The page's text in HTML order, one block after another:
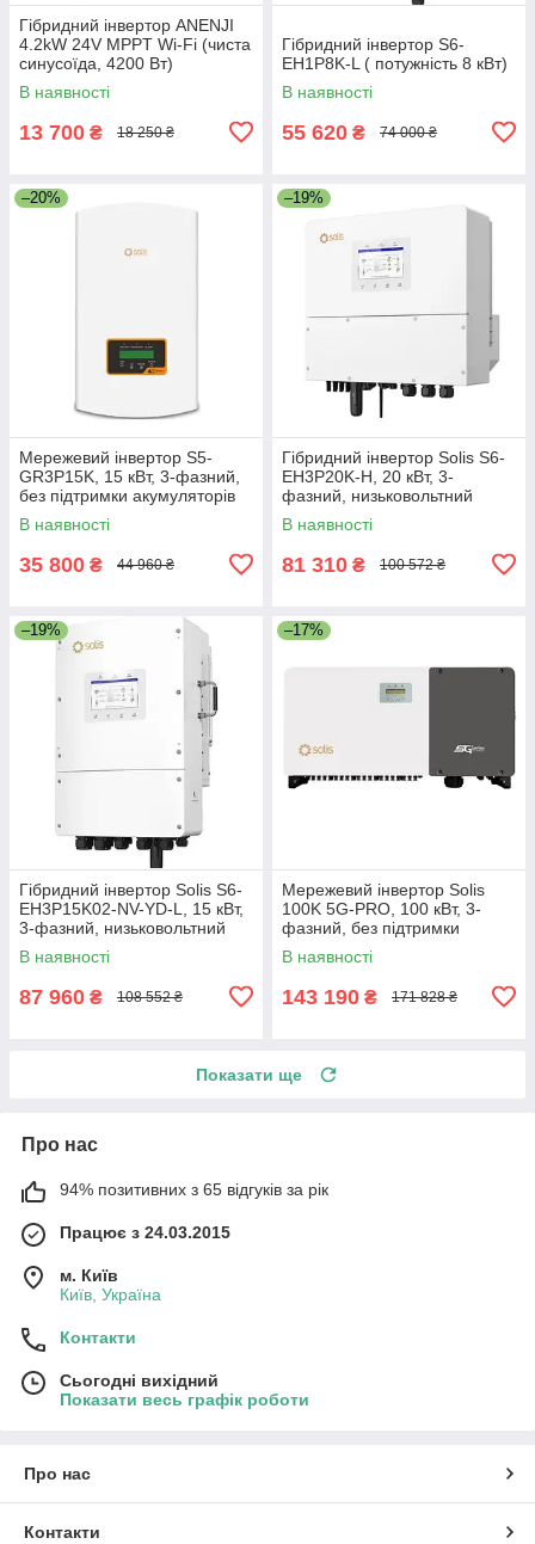
Гібридний інвертор ANENJI
4.2kW 24V MPPT Wi-Fi (чиста
синусоїда, 4200 Вт)
В наявності
13 700 ₴ 18 250 ₴
Гібридний інвертор S6-
EH1P8K-L ( потужність 8 кВт)
В наявності
55 620 ₴ 74 000 ₴
–20%
Мережевий інвертор S5-
GR3P15K, 15 кВт, 3-фазний,
без підтримки акумуляторів
В наявності
35 800 ₴ 44 960 ₴
–19%
Гібридний інвертор Solis S6-
EH3P20K-H, 20 кВт, 3-
фазний, низьковольтний
В наявності
81 310 ₴ 100 572 ₴
–19%
Гібридний інвертор Solis S6-
EH3P15K02-NV-YD-L, 15 кВт,
3-фазний, низьковольтний
В наявності
87 960 ₴ 108 552 ₴
–17%
Мережевий інвертор Solis
100K 5G-PRO, 100 кВт, 3-
фазний, без підтримки
акумуляторів
В наявності
143 190 ₴ 171 828 ₴
Показати ще
Про нас
94% позитивних з 65 відгуків за рік
Працює з 24.03.2015
м. Київ
Київ, Україна
Контакти
Сьогодні вихідний
Показати весь графік роботи
Про нас
Контакти